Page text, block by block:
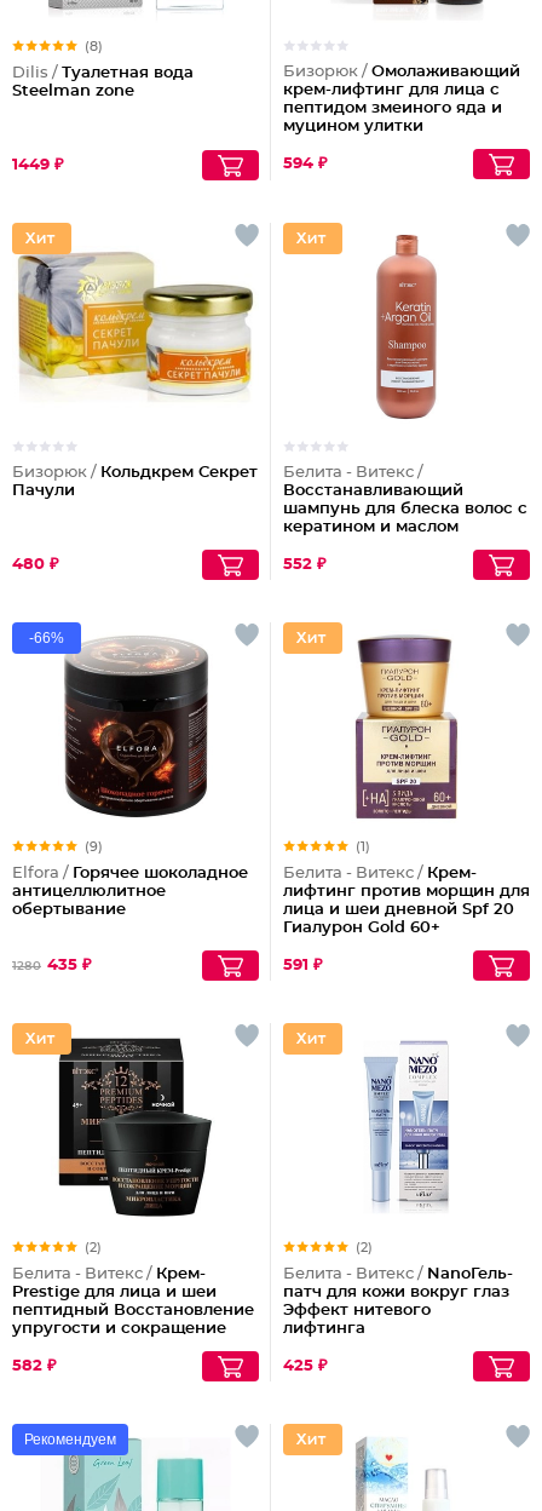
(8)
Dilis / Туалетная вода
Steelman zone
1449 ₽
Бизорюк / Омолаживающий
крем-лифтинг для лица с
пептидом змеиного яда и
муцином улитки
594 ₽
Бизорюк / Кольдкрем Секрет
Пачули
480 ₽
Белита - Витекс /
Восстанавливающий
шампунь для блеска волос с
кератином и маслом
552 ₽
-66%
(9)
Elfora / Горячее шоколадное
антицеллюлитное
обертывание
1280 435 ₽
(1)
Белита - Витекс / Крем-
лифтинг против морщин для
лица и шеи дневной Spf 20
Гиалурон Gold 60+
591 ₽
(2)
Белита - Витекс / Крем-
Prestige для лица и шеи
пептидный Восстановление
упругости и сокращение
582 ₽
(2)
Белита - Витекс / NanoГель-
патч для кожи вокруг глаз
Эффект нитевого
лифтинга
425 ₽
Рекомендуем